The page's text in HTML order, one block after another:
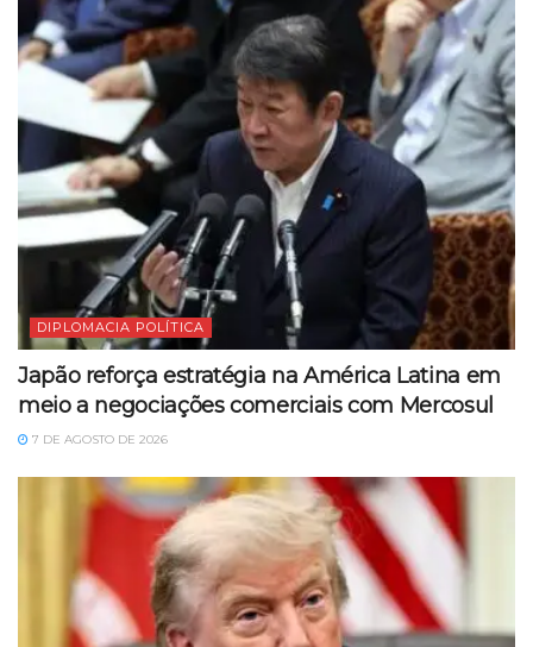
DIPLOMACIA POLÍTICA
Japão reforça estratégia na América Latina em
meio a negociações comerciais com Mercosul
7 DE AGOSTO DE 2026